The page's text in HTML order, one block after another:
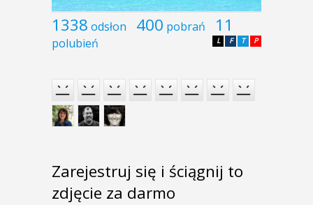
1338 odsłon 400 pobrań 11
polubień P
T
F
L
Zarejestruj się i ściągnij to
zdjęcie za darmo